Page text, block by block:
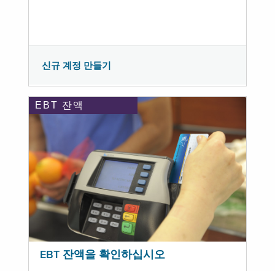
신규 계정 만들기
EBT 잔액
EBT 잔액을 확인하십시오